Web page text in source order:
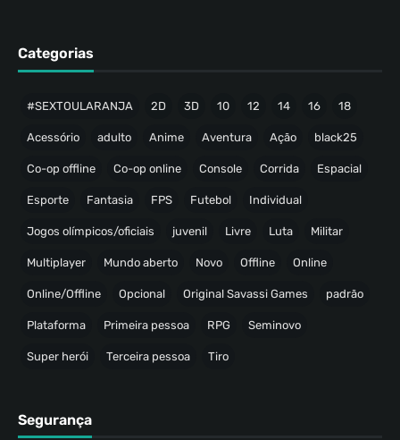
Categorias
#SEXTOULARANJA 2D 3D 10 12 14 16 18
Acessório adulto Anime Aventura Ação black25
Co-op offline Co-op online Console Corrida Espacial
Esporte Fantasia FPS Futebol Individual
Jogos olímpicos/oficiais juvenil Livre Luta Militar
Multiplayer Mundo aberto Novo Offline Online
Online/Offline Opcional Original Savassi Games padrão
Plataforma Primeira pessoa RPG Seminovo
Super herói Terceira pessoa Tiro
Segurança